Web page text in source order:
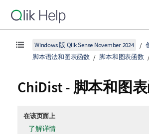
Windows 版 Qlik Sense November 2024
脚本语法和图表函数
脚本和图表函数
ChiDist - 脚本和图
在该页面上
了解详情